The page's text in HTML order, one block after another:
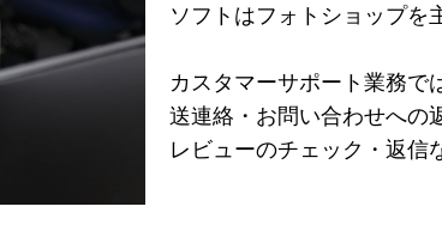
ソフトはフォトショップを
カスタマーサポート業務で
送連絡・お問い合わせへの
レビューのチェック・返信